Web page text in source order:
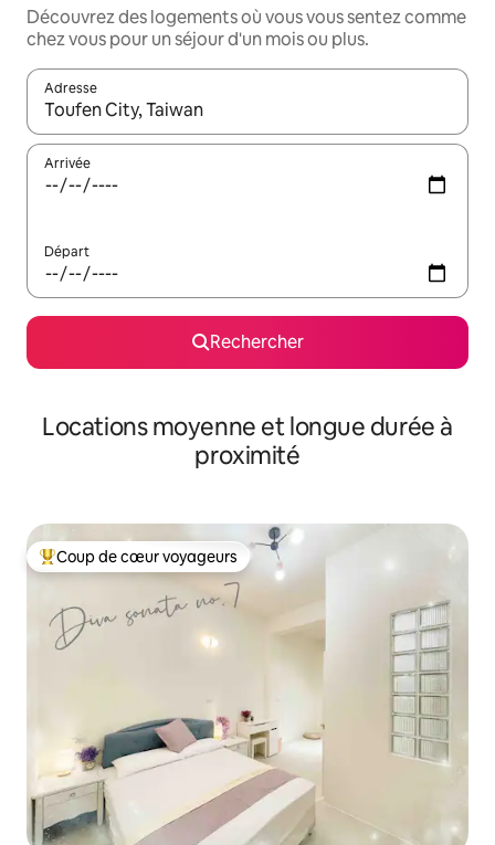
Découvrez des logements où vous vous sentez comme
chez vous pour un séjour d'un mois ou plus.
Adresse
Lorsque les résultats s'affichent, utilisez les flèches vers le
Arrivée
Départ
Rechercher
Locations moyenne et longue durée à
proximité
Coups de cœur voyageurs les plus appréciés
Coup de cœur voyageurs